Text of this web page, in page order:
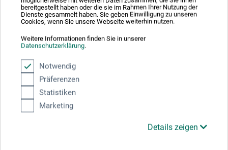
bereitgestellt haben oder die sie im Rahmen Ihrer Nutzung der
Dienste gesammelt haben. Sie geben Einwilligung zu unseren
Cookies, wenn Sie unsere Webseite weiterhin nutzen.
Weitere Informationen finden Sie in unserer
Datenschutzerklärung.
Notwendig
Präferenzen
Statistiken
Marketing
Details zeigen
PLZ *